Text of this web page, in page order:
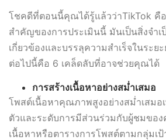
โชคดีที่ตอนนี้คุณได้รู้แล้วว่าTikTok คื
สำคัญของการประเมินนี้ มันเป็นสิ่งจำเ
เกี่ยวข้องและบรรลุความสำเร็จในระ
ต่อไปนี้คือ 6 เคล็ดลับที่อาจช่วยคุณได้
การสร้างเนื้อหาอย่างสม่ำเสมอ
โพสต์เนื้อหาคุณภาพสูงอย่างสม่ำเสมอ
ตัวและระดับการมีส่วนร่วมกับผู้ชมขอ
เนื้อหาหรือตารางการโพสต์ตามกลุ่มเ